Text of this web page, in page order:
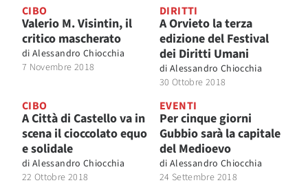
CIBO
Valerio M. Visintin, il
critico mascherato
di Alessandro Chiocchia
7 Novembre 2018
DIRITTI
A Orvieto la terza
edizione del Festival
dei Diritti Umani
di Alessandro Chiocchia
30 Ottobre 2018
CIBO
A Città di Castello va in
scena il cioccolato equo
e solidale
di Alessandro Chiocchia
22 Ottobre 2018
EVENTI
Per cinque giorni
Gubbio sarà la capitale
del Medioevo
di Alessandro Chiocchia
24 Settembre 2018